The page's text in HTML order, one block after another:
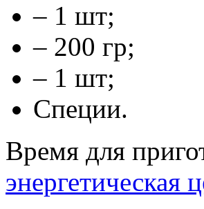
– 1 шт;
– 200 гр;
– 1 шт;
Специи.
Время для
энергетическая